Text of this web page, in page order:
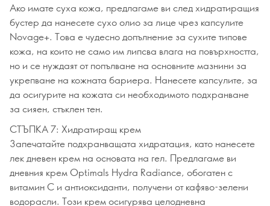
Ако имате суха кожа, предлагаме ви след хидратиращия
бустер да нанесете сухо олио за лице чрез капсулите
Novage+. Това е чудесно допълнение за сухите типове
кожа, на които не само им липсва влага на повърхността,
но и се нуждаят от попълване на основните мазнини за
укрепване на кожната бариера. Нанесете капсулите, за
да осигурите на кожата си необходимото подхранване
за сияен, стъклен тен.
СТЪПКА 7: Хидратиращ крем
Запечатайте подхранващата хидратация, като нанесете
лек дневен крем на основата на гел. Предлагаме ви
дневния крем Optimals Hydra Radiance, обогатен с
витамин С и антиоксиданти, получени от кафяво-зелени
водорасли. Този крем осигурява целодневна